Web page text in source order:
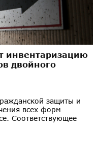
инвентаризацию
двойного
защиты и
всех форм
Соответствующее